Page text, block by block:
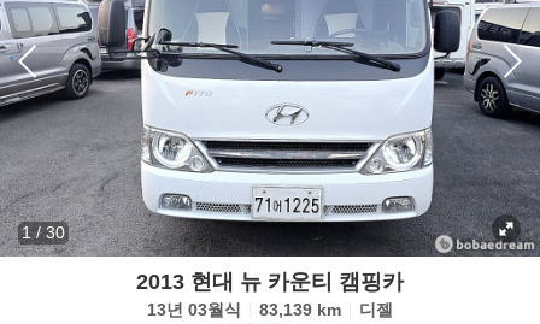
1 /30
2013 현대 뉴 카운티 캠핑카
13년 03월식 83,139 km 디젤